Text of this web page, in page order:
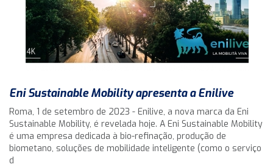
Eni Sustainable Mobility apresenta a Enilive
Roma, 1 de setembro de 2023 - Enilive, a nova marca da Eni
Sustainable Mobility, é revelada hoje. A Eni Sustainable Mobility
é uma empresa dedicada à bio-refinação, produção de
biometano, soluções de mobilidade inteligente (como o serviço
d